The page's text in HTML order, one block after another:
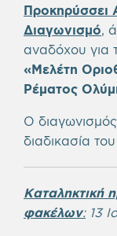
Προκηρύσσει
Διαγωνισμό,
αναδόχου για
«Μελέτη
Ρέματος
Ο διαγωνισμός
διαδικασία
Καταληκτική
φακέλων:13